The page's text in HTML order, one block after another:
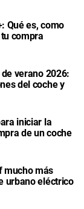
Qué es, como
compra
verano 2026:
del coche y
iniciar la
de un coche
mucho más
urbano eléctrico